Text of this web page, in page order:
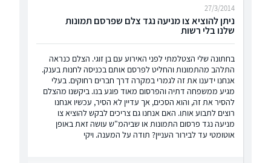
ניתן להוציא צו מניעה נגד צלם שפרסם תמונות
שלנו בלי רשות
27/3/2014
בחתונה שלי הצטלמתי לפני האירוע עם בן זוגי. הצלם כנראה
התלהב מהתמונות והחליט לפרסם אותם בכניסה לחנות בענק.
אנחנו ידענו את זה לגמרי במקרה דרך חברים רחוקים. בעלי
מגיע ממשפחה דתיה והפרסום מאוד פוגע בנו. ביקשנו מהצלם
להסיר את זה, והוא הסכים, אך עדיין לא הסיר, עכשיו אנחנו
רוצים לתבוע אותו. האם אנחנו גם צריכים לבקש להוציא צו
מניעה נגד פרסום התמונות או שביהמ"ש עושה זאת באופן
אוטומטי עד לבירור העניין? תודה על המענה. ויקי